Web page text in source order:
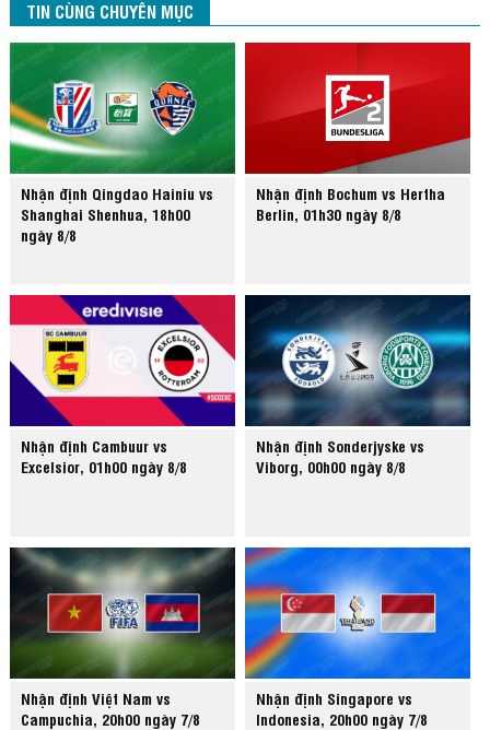
TIN CÙNG CHUYÊN MỤC
Nhận định Qingdao Hainiu vs
Shanghai Shenhua, 18h00
ngày 8/8
Nhận định Bochum vs Hertha
Berlin, 01h30 ngày 8/8
Nhận định Cambuur vs
Excelsior, 01h00 ngày 8/8
Nhận định Sonderjyske vs
Viborg, 00h00 ngày 8/8
Nhận định Việt Nam vs
Campuchia, 20h00 ngày 7/8
Nhận định Singapore vs
Indonesia, 20h00 ngày 7/8